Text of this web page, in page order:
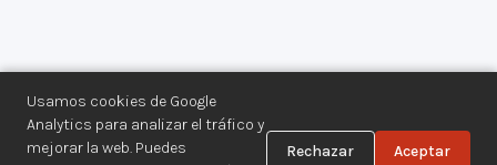
Usamos cookies de Google
Analytics para analizar el tráfico y
mejorar la web. Puedes
Rechazar Aceptar
Centro de Documentación de los